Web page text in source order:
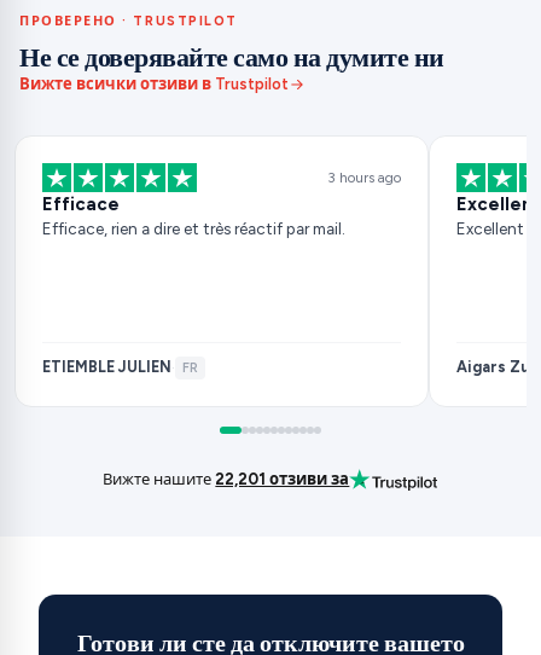
ПРОВЕРЕНО · TRUSTPILOT
Не се доверявайте само на думите ни
Вижте всички отзиви в Trustpilot
3 hours ago
Efficace
Efficace, rien a dire et très réactif par mail.
ETIEMBLE JULIEN · FR
Excellent
Aigars
Вижте нашите22,201 отзиви за
Готови ли сте да отключите вашето